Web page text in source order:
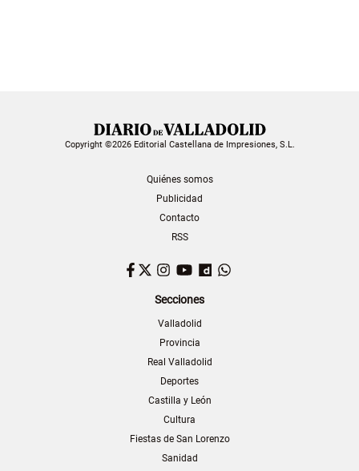
Copyright ©2026 Editorial Castellana de Impresiones, S.L.
Quiénes somos
Publicidad
Contacto
RSS
Facebook
TwitterInstagram
YouTubeDailymotion
Secciones
Valladolid
Provincia
Real Valladolid
Deportes
Castilla y León
Cultura
Fiestas de San Lorenzo
Sanidad